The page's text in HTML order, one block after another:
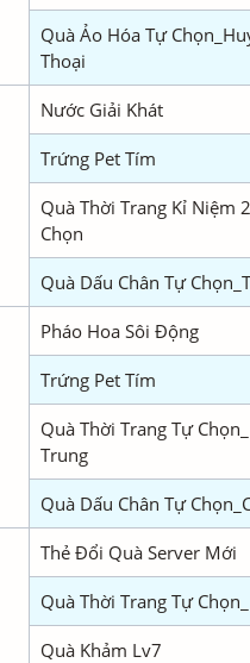
Quà Ảo Hóa Tự
Thoại
Nước Giải Khát
Trứng Pet Tím
Quà Thời Trang Kỉ Niệm
Chọn
Quà Dấu Chân Tự
Pháo Hoa Sôi Động
Trứng Pet Tím
Quà Thời Trang Tự Chọn_
Trung
Quà Dấu Chân Tự
Thẻ Đổi Quà Server Mới
Quà Thời Trang Tự
Quà Khảm Lv7